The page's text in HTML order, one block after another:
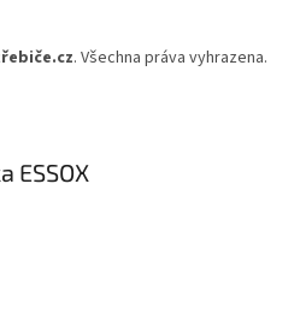
. Všechna práva vyhrazena.
ESSOX